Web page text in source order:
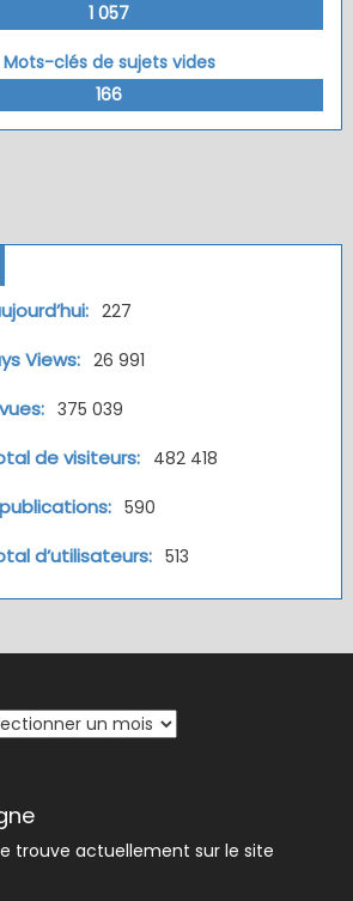
1 057
Mots-clés de sujets vides
166
227
Views: 26 991
375 039
de visiteurs: 482 418
590
d’utilisateurs: 513
trouve actuellement sur le site